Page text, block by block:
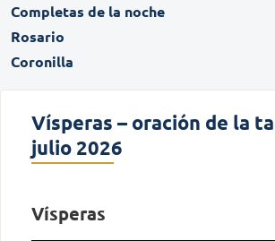
Completas de la noche
Rosario
Coronilla
Vísperas – oración de la
julio 2026
Vísperas